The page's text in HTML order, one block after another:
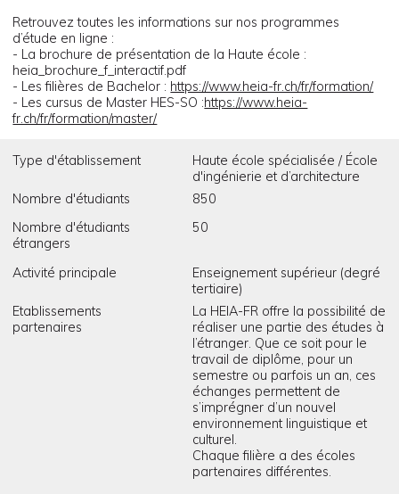
Retrouvez toutes les informations sur nos programmes
d’étude en ligne :
- La brochure de présentation de la Haute école :
heia_brochure_f_interactif.pdf
- Les filières de Bachelor : https://www.heia-fr.ch/fr/formation/
- Les cursus de Master HES-SO :https://www.heia-
fr.ch/fr/formation/master/
Type d'établissement
Haute école spécialisée / École
d'ingénierie et d’architecture
Nombre d'étudiants
850
Nombre d'étudiants
étrangers
50
Activité principale
Enseignement supérieur (degré
tertiaire)
Etablissements
partenaires
La HEIA-FR offre la possibilité de
réaliser une partie des études à
l’étranger. Que ce soit pour le
travail de diplôme, pour un
semestre ou parfois un an, ces
échanges permettent de
s’imprégner d’un nouvel
environnement linguistique et
culturel.
Chaque filière a des écoles
partenaires différentes.